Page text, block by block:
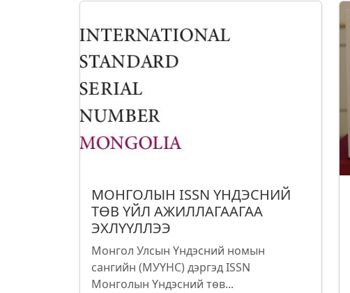
МОНГОЛЫН ISSN ҮНДЭСНИЙ
ТӨВ ҮЙЛ АЖИЛЛАГААГАА
ЭХЛҮҮЛЛЭЭ
Монгол Улсын Үндэсний номын
сангийн (МУҮНС) дэргэд ISSN
Монголын Үндэсний төв...